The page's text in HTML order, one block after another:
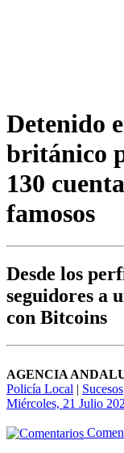
Detenido
británico
130
famosos
Desde los
seguidores a
con Bitcoins
AGENCIA
Policía Local | Sucesos
Miércoles, 21 Julio